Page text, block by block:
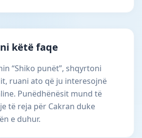
këtë faqe
“Shiko punët”, shqyrtoni
ruani ato që ju interesojnë
Punëdhënësit mund të
të reja për Cakran duke
e duhur.